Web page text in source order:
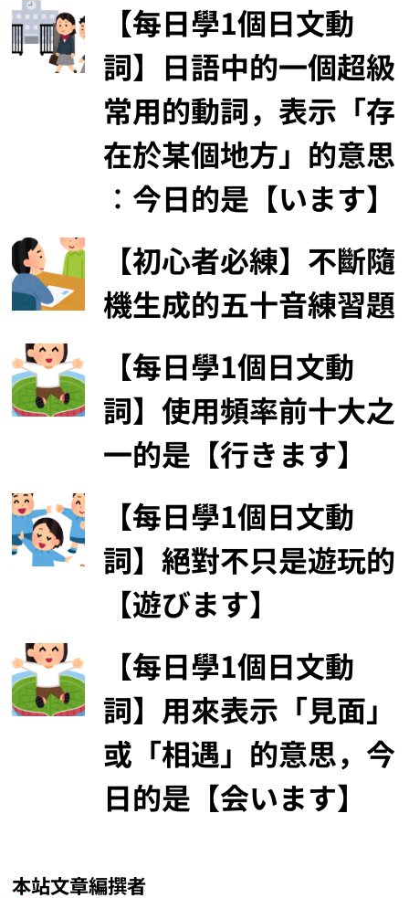
【每日學1個日文動
詞】日語中的一個超級
常用的動詞，表示「存
在於某個地方」的意思
︰今日的是【います】
【初心者必練】不斷隨
機生成的五十音練習題
【每日學1個日文動
詞】使用頻率前十大之
一的是【行きます】
【每日學1個日文動
詞】絕對不只是遊玩的
【遊びます】
【每日學1個日文動
詞】用來表示「見面」
或「相遇」的意思，今
日的是【会います】
本站文章編撰者